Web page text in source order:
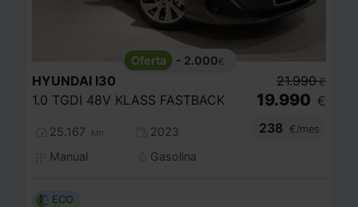
- 2.000€
HYUNDAI I30
1.0 TGDI 48V KLASS FASTBACK
25.167 km
2023
Manual
Gasolina
21.990 €
19.990 €
238
€/mes
ECO